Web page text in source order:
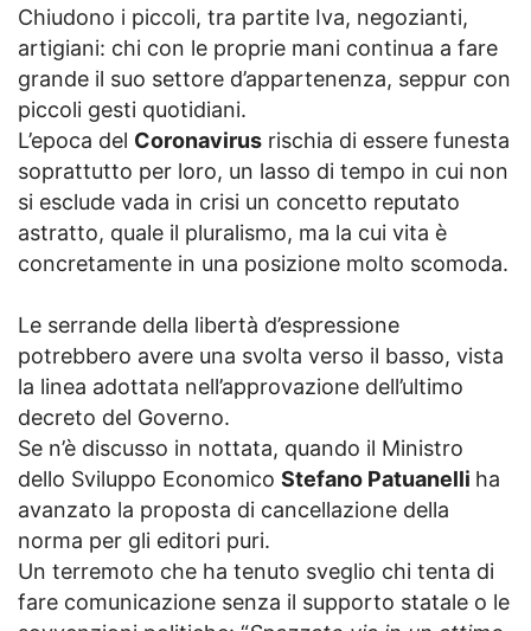
Chiudono i piccoli, tra partite Iva, negozianti,
artigiani: chi con le proprie mani continua a fare
grande il suo settore d’appartenenza, seppur con
piccoli gesti quotidiani.
L’epoca del Coronavirus rischia di essere funesta
soprattutto per loro, un lasso di tempo in cui non
si esclude vada in crisi un concetto reputato
astratto, quale il pluralismo, ma la cui vita è
concretamente in una posizione molto scomoda.
Le serrande della libertà d’espressione
potrebbero avere una svolta verso il basso, vista
la linea adottata nell’approvazione dell’ultimo
decreto del Governo.
Se n’è discusso in nottata, quando il Ministro
dello Sviluppo Economico Stefano Patuanelli ha
avanzato la proposta di cancellazione della
norma per gli editori puri.
Un terremoto che ha tenuto sveglio chi tenta di
fare comunicazione senza il supporto statale o le